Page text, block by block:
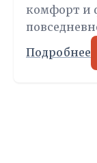
комфорт и
Подробнее